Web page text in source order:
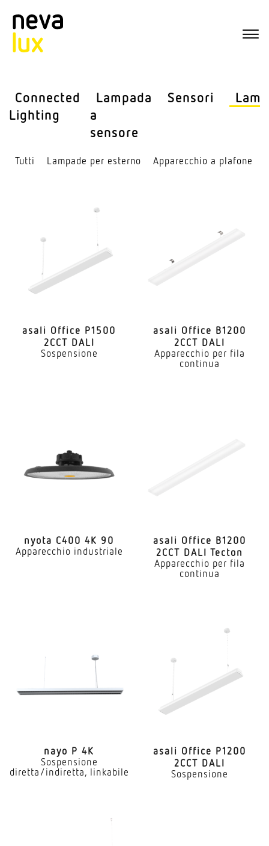
Connected
Lighting
Lampada
a
sensore
Sensori
Tutti Lampade per esterno Appa­recchio a plafone
asali Office P1500
2CCT DALI
Sospensione
asali Office B1200
2CCT DALI
Apparecchio per fila
continua
nyota C400 4K 90
Apparecchio industriale
asali Office B1200
2CCT DALI Tecton
Apparecchio per fila
continua
nayo P 4K
Sospensione
diretta/indiretta, linkabile
asali Office P1200
2CCT DALI
Sospensione